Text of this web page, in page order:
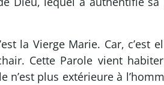
la Vierge Marie. Car,
Cette Parole vient
n’est plus extérieure à